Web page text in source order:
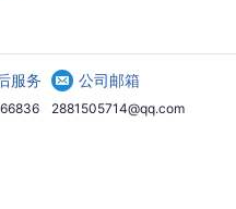
服务 公司邮箱
2881505714@qq.com